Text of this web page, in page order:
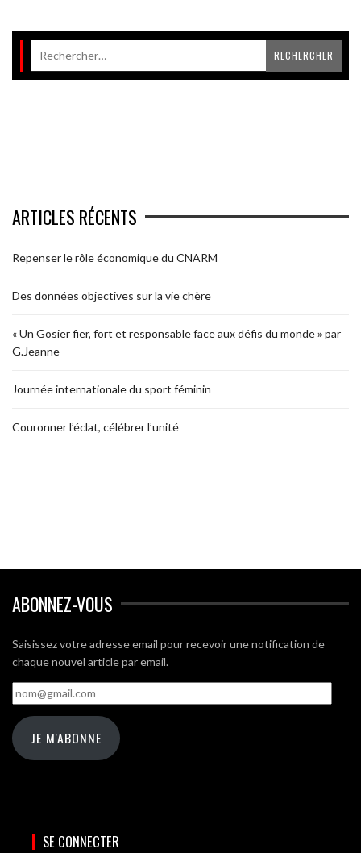
ARTICLES RÉCENTS
Repenser le rôle économique du CNARM
Des données objectives sur la vie chère
« Un Gosier fier, fort et responsable face aux défis du monde » par
G.Jeanne
Journée internationale du sport féminin
Couronner l’éclat, célébrer l’unité
ABONNEZ-VOUS
Saisissez votre adresse email pour recevoir une notification de
chaque nouvel article par email.
nom@gmail.com
JE M'ABONNE
SE CONNECTER